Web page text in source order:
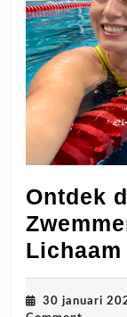
Ontdek
Lichaam
30 januari